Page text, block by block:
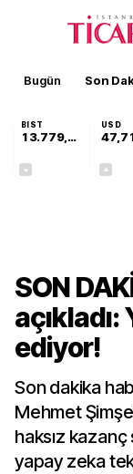
Bugün Son
BIST
13.779,39
USD
SON
ediyor!
Son dakika
Mehmet
haksız
yapay zeka